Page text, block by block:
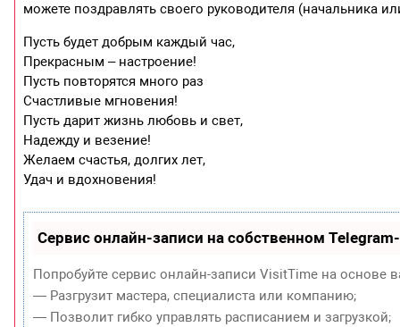
можете поздравлять своего руководителя
Пусть будет добрым каждый час,
Прекрасным – настроение!
Пусть повторятся много раз
Счастливые мгновения!
Пусть дарит жизнь любовь и свет,
Надежду и везение!
Желаем счастья, долгих лет,
Удач и вдохновения!
Сервис онлайн-записи на собственном
Попробуйте сервис онлайн-записи VisitTime на основе
— Разгрузит мастера, специалиста или компанию;
— Позволит гибко управлять расписанием и загрузкой;